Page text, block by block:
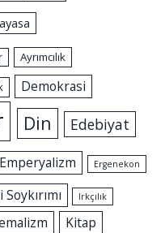
Ayrımcılık
Demokrasi
Din Edebiyat
Emperyalizm Ergenekon
Irkçılık
Kitap